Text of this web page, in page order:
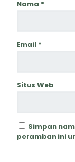
Nama *
Email *
Situs Web
Simpan
peramban ini